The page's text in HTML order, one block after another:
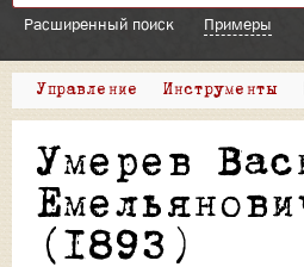
Расширенный поиск Примеры
Управление Инструменты
Умерев
(1893)